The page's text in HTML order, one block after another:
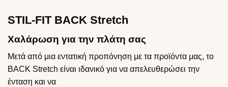
STIL-FIT BACK Stretch
Χαλάρωση για την πλάτη σας
Μετά από μια εντατική προπόνηση με τα προϊόντα μας, το
BACK Stretch είναι ιδανικό για να απελευθερώσει την
ένταση και να